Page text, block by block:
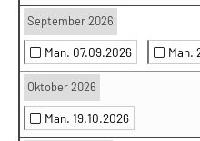
September 2026
Man. 07.09.2026 Man.
Oktober 2026
Man. 19.10.2026